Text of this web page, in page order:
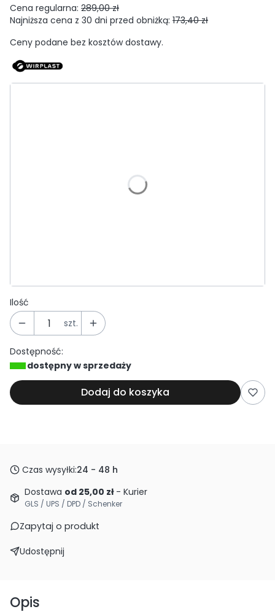
Cena regularna: 289,00 zł
Najniższa cena z 30 dni przed obniżką: 173,40 zł
Ceny podane bez kosztów dostawy.
Opcjonalne
Ilość
szt.
Dostępność:
dostępny w sprzedaży
Dodaj do koszyka
Czas wysyłki:24 - 48 h
Dostawa od 25,00 zł - Kurier
GLS / UPS / DPD / Schenker
Zapytaj o produkt
Udostępnij
Opis